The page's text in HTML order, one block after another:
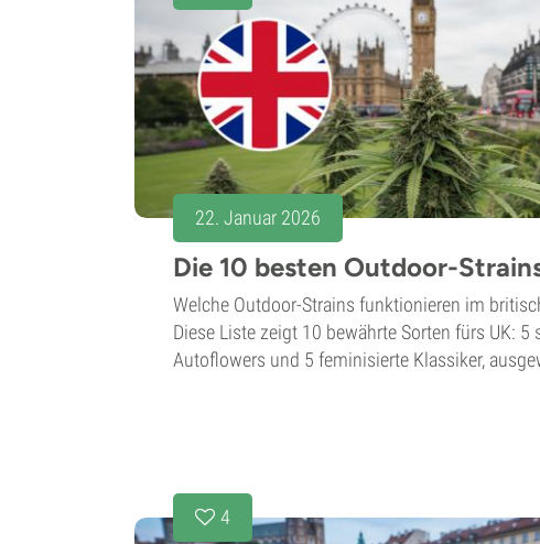
22. Januar 2026
Die 10 besten Outdoor-
Welche Outdoor-Strains funktionieren im
Diese Liste zeigt 10 bewährte Sorten fürs UK: 5
Autoflowers und 5 feminisierte Klassiker,
4